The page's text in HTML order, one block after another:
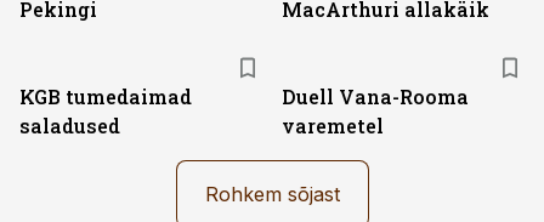
Pekingi
MacArthuri allakäik
KGB tumedaimad
saladused
Duell Vana-Rooma
varemetel
Rohkem sõjast